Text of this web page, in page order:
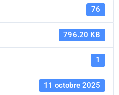
76
796.20 KB
1
11 octobre 2025